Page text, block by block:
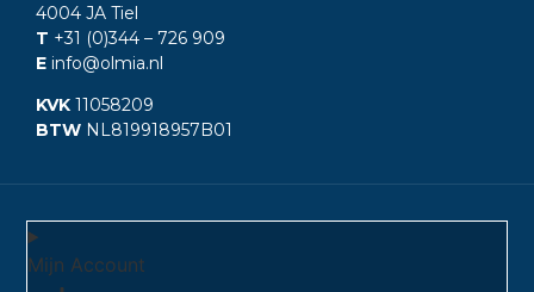
4004 JA Tiel
T +31 (0)344 – 726 909
E info@olmia.nl
KVK 11058209
BTW NL819918957B01
Mijn Account